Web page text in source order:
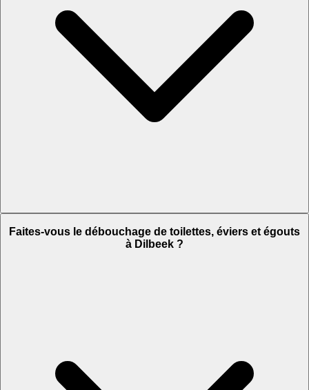
Faites-vous le débouchage de toilettes, éviers et égouts
à Dilbeek ?